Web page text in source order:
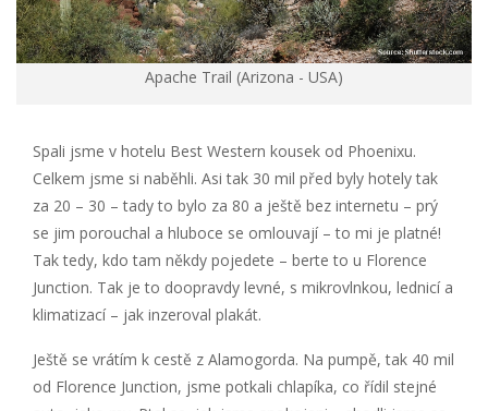
Apache Trail (Arizona - USA)
Spali jsme v hotelu Best Western kousek od Phoenixu.
Celkem jsme si naběhli. Asi tak 30 mil před byly hotely tak
za 20 – 30 – tady to bylo za 80 a ještě bez internetu – prý
se jim porouchal a hluboce se omlouvají – to mi je platné!
Tak tedy, kdo tam někdy pojedete – berte to u Florence
Junction. Tak je to doopravdy levné, s mikrovlnkou, lednicí a
klimatizací – jak inzeroval plakát.
Ještě se vrátím k cestě z Alamogorda. Na pumpě, tak 40 mil
od Florence Junction, jsme potkali chlapíka, co řídil stejné